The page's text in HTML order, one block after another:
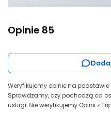
Opinie 85
Weryfikujemy opinie na podstawie
Sprawdzamy, czy pochodzą od
usługi. Nie weryfikujemy Opinii z